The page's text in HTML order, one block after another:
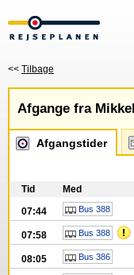
<< Tilbage
Afgange fra
Afgangstider
Tid Med
07:44
Bus 388
07:58 Bus 388
08:05 Bus 386